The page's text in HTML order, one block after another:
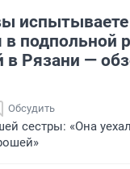
испытываете
в подпольной
в Рязани —
Обсудить
сестры: «Она